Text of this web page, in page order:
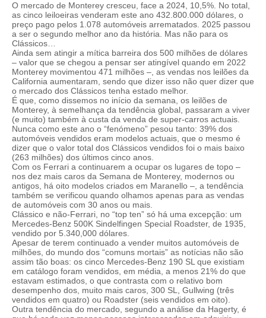
O mercado de Monterey cresceu, face a 2024, 10,5%. No total,
as cinco leiloeiras venderam este ano 432.800.000 dólares, o
preço pago pelos 1.078 automóveis arrematados. 2025 passou
a ser o segundo melhor ano da história. Mas não para os
Clássicos…
Ainda sem atingir a mítica barreira dos 500 milhões de dólares
– valor que se chegou a pensar ser atingível quando em 2022
Monterey movimentou 471 milhões –, as vendas nos leilões da
California aumentaram, sendo que dizer isso não quer dizer que
o mercado dos Clássicos tenha estado melhor.
É que, como dissemos no início da semana, os leilões de
Monterey, à semelhança da tendência global, passaram a viver
(e muito) também à custa da venda de super-carros actuais.
Nunca como este ano o “fenómeno” pesou tanto: 39% dos
automóveis vendidos eram modelos actuais, que o mesmo é
dizer que o valor total dos Clássicos vendidos foi o mais baixo
(263 milhões) dos últimos cinco anos.
Com os Ferrari a continuarem a ocupar os lugares de topo –
nos dez mais caros da Semana de Monterey, modernos ou
antigos, há oito modelos criados em Maranello –, a tendência
também se verificou quando olhamos apenas para as vendas
de automóveis com 30 anos ou mais.
Clássico e não-Ferrari, no “top ten” só há uma excepção: um
Mercedes-Benz 500K Sindelfingen Special Roadster, de 1935,
vendido por 5.340,000 dólares.
Apesar de terem continuado a vender muitos automóveis de
milhões, do mundo dos “comuns mortais” as notícias não são
assim tão boas: os cinco Mercedes-Benz 190 SL que existiam
em catálogo foram vendidos, em média, a menos 21% do que
estavam estimados, o que contrasta com o relativo bom
desempenho dos, muito mais caros, 300 SL, Gullwing (três
vendidos em quatro) ou Roadster (seis vendidos em oito).
Outra tendência do mercado, segundo a análise da Hagerty, é